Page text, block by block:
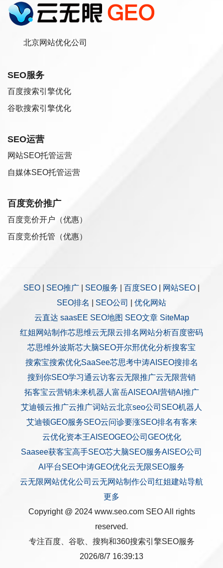
北京网站优化公司
SEO服务
百度搜索引擎优化
谷歌搜索引擎优化
SEO运营
网站SEO托管运营
自媒体SEO托管运营
百度竞价推广
百度竞价开户（优惠）
百度竞价托管（优惠）
SEO SEO推广 SEO服务 百度SEO 网站SEO
SEO排名
SEO公司
优化网站
云直达 saasEE SEO地图 SEO文章 SiteMap
红姐网站制作芯思维云无限云排名 网站分析百度密码
芯思维外波斯芯大脑SEO开尔邢优化分析搜客宝
搜索宝搜索优化SaaSee芯思考中涛AISEO搜排名
搜到你SEO学习通云访客云无限推广云无限营销
拓客宝云营销未来机器人 富岳AISEOAI营销AI推广
艾迪顿云推广云推广词站云北京seo公司 SEO机器人
艾迪顿GEO服务SEO云问诊要涨SEO排名有客来
云优化资本王AISEOGEO公司 GEO优化
Saasee获客宝高手SEO芯大脑SEO服务AISEO公司
AI平台SEO中涛GEO优化云无限SEO服务
云无限网站优化公司 云无网站制作公司 红姐建站导航
更多
Copyright @ 2024 www.seo.com SEOAll rights
reserved.
专注百度、谷歌、搜狗和360搜索引擎SEO服务
2026/8/7 16:39:13